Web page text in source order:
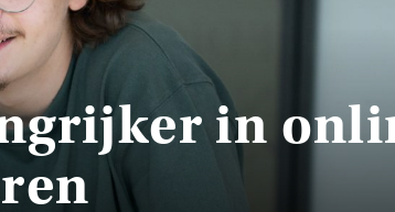
in